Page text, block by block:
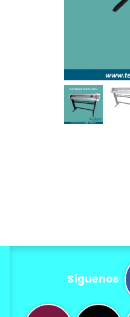
Síguenos